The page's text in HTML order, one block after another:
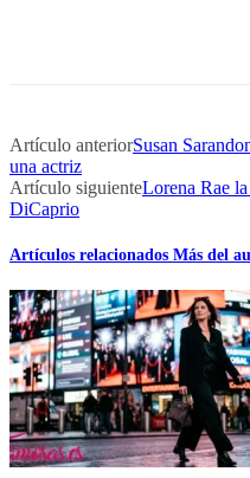
Artículo anteriorSusan
una actriz
Artículo siguienteLorena Rae
DiCaprio
Artículos relacionados Más del